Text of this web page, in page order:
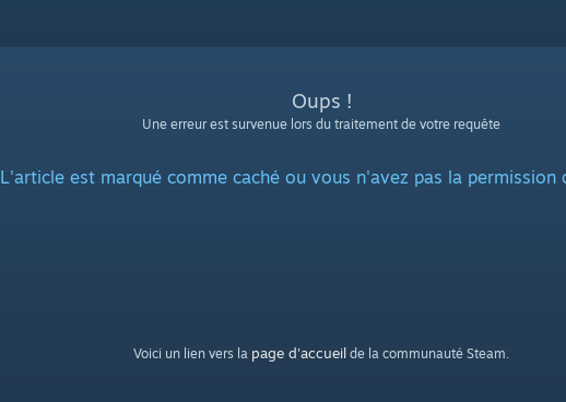
Oups !
Une erreur est survenue lors du traitement de votre requête
L'article est marqué comme caché ou vous n'avez pas la permission
Voici un lien vers la page d'accueil de la communauté Steam.